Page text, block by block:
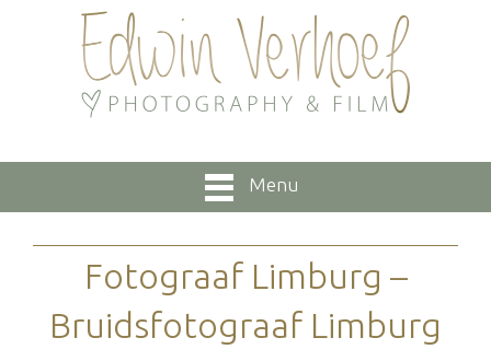
Menu
Fotograaf Limburg –
Bruidsfotograaf Limburg